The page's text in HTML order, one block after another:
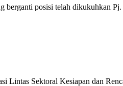
berganti posisi telah dikukuhkan
Lintas Sektoral Kesiapan dan